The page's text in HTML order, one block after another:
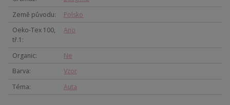
Země původu
Polsko
Oeko-Tex 100,
tř.1
Ano
Organic
Ne
Barva
Vzor
Téma
Auta